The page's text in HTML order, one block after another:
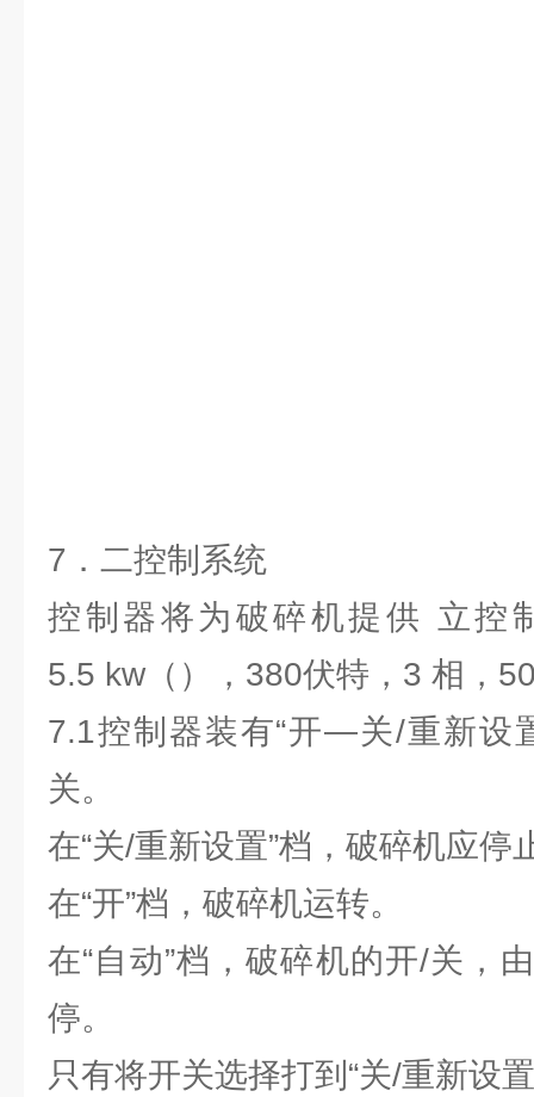
7．二控制系统
控制器将为破碎机提供 立控
5.5 kw（），380伏特，3 相，
7.1控制器装有“开—关/重新设
关。
在“关/重新设置”档，破碎机应停
在“开”档，破碎机运转。
在“自动”档，破碎机的开/关，
停。
只有将开关选择打到“关/重新设